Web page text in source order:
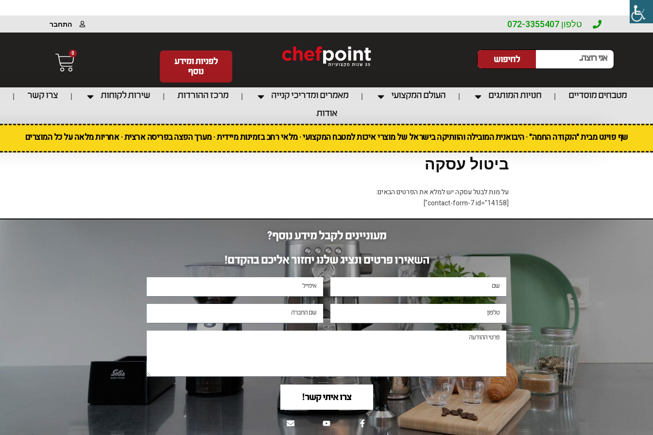
טלפון 072-3355407 התחבר
לחיפוש
לפניות ומידע
נוסף
0
מטבחים מוסדיים חנויות המותגים העולם המקצועי מאמרים ומדריכי קנייה מרכז ההורדות שירות לקוחות
צרו קשר
אודות
שף פוינט מבית "הנקודה החמה" · היבואנית המובילה והוותיקה בישראל של מוצרי איכות למטבח המקצועי · מלאי רחב בזמינות מיידית · מערך הפצה בפריסה ארצית · אחריות מלאה על כל המוצרים
ביטול עסקה
על מנת לבטל עסקה יש למלא את הפרטים הבאים:
[contact-form-7 id="14158"]
מעוניינים לקבל מידע נוסף?
השאירו פרטים ונציג שלנו יחזור אליכם בהקדם!
צרו איתי קשר!